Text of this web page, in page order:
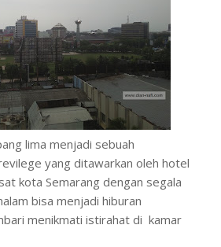
lima menjadi sebuah
yang ditawarkan oleh hotel
kota Semarang dengan segala
bisa menjadi hiburan
menikmati istirahat di kamar